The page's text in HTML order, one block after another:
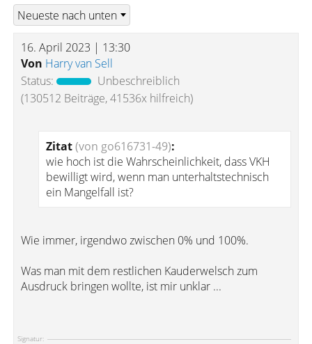
16. April 2023 | 13:30
Von Harry van Sell
Status:
Unbeschreiblich
(130512 Beiträge, 41536x hilfreich)
Zitat(von go616731-49):
wie hoch ist die Wahrscheinlichkeit, dass VKH
bewilligt wird, wenn man unterhaltstechnisch
ein Mangelfall ist?
Wie immer, irgendwo zwischen 0% und 100%.
Was man mit dem restlichen Kauderwelsch zum
Ausdruck bringen wollte, ist mir unklar ...
Signatur: